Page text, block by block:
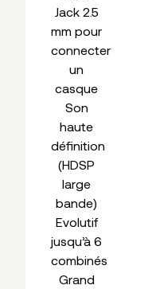
Jack 2.5
mm pour
connecter
un
casque
Son
haute
définition
(HDSP
large
bande)
Evolutif
jusqu’à 6
combinés
Grand